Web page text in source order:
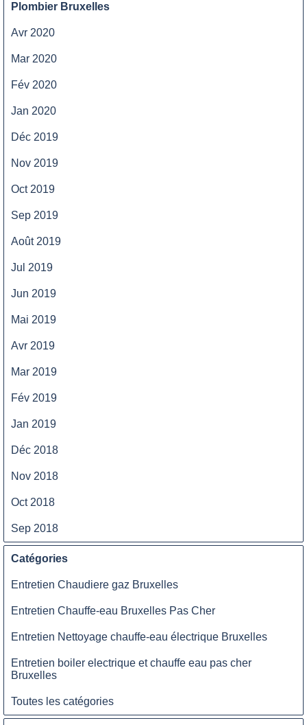
Plombier Bruxelles
Avr 2020
Mar 2020
Fév 2020
Jan 2020
Déc 2019
Nov 2019
Oct 2019
Sep 2019
Août 2019
Jul 2019
Jun 2019
Mai 2019
Avr 2019
Mar 2019
Fév 2019
Jan 2019
Déc 2018
Nov 2018
Oct 2018
Sep 2018
Catégories
Entretien Chaudiere gaz Bruxelles
Entretien Chauffe-eau Bruxelles Pas Cher
Entretien Nettoyage chauffe-eau électrique Bruxelles
Entretien boiler electrique et chauffe eau pas cher
Bruxelles
Toutes les catégories